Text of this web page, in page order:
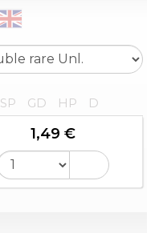
SP GD HP D
1,49 €